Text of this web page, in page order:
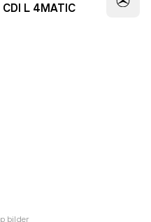
L 4MATIC
bilder